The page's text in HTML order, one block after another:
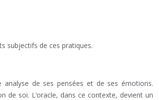
subjectifs de ces pratiques.
de ses pensées et de ses émotions.
de soi. L’oracle, dans ce contexte, devient un